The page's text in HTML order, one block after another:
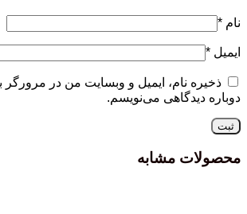
نام *
ایمیل *
ذخیره نام، ایمیل و وبسایت من در مرورگر
دوباره دیدگاهی می‌نویسم.
محصولات مشابه